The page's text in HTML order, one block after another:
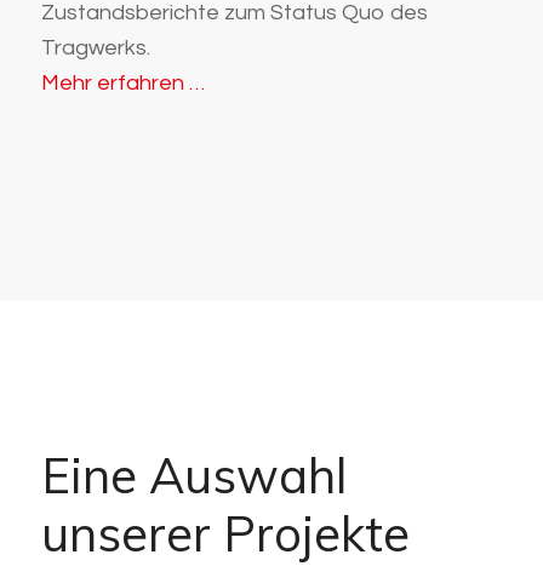
Zustandsberichte zum Status Quo des
Tragwerks.
Mehr erfahren …
Eine Auswahl
unserer Projekte